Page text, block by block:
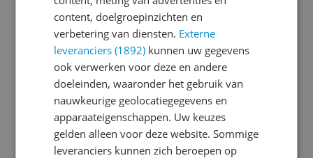
Introductie en ondersteuning
Kenmerken
Mogelijke vereisten instellen en gebruik
Opslaggeheugen
Overige kenmerken
Productinformatie
content, doelgroepinzichten en
verbetering van diensten. Externe
leveranciers (1892) kunnen uw gegevens
ook verwerken voor deze en andere
doeleinden, waaronder het gebruik van
nauwkeurige geolocatiegegevens en
apparaateigenschappen. Uw keuzes
gelden alleen voor deze website. Sommige
leveranciers kunnen zich beroepen op